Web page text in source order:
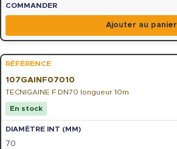
Ajouter au panier
107GAINF07010
TECNIGAINE F DN70 longueur 10m
En stock
70